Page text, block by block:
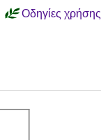
Οδηγίες χρήσης